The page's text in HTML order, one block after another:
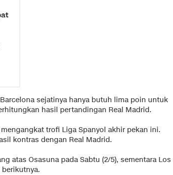
sejatinya hanya butuh lima poin untuk
hasil pertandingan Real Madrid.
trofi Liga Spanyol akhir pekan ini.
kontras dengan Real Madrid.
atas Osasuna pada Sabtu (2/5), sementara Los